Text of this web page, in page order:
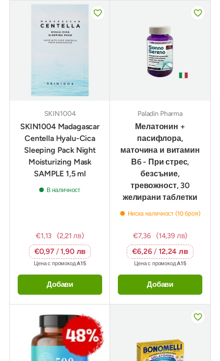
SKIN1004
SKIN1004 Madagascar
Centella Hyalu-Cica
Sleeping Pack Night
Moisturizing Mask
SAMPLE 1,5 ml
В наличност
€1,13
(2,21 лв)
€0,97 /1,90 лв
Цена с промокодA15
Добави
Paladin Pharma
Мелатонин +
пасифлора,
маточина и витамин
В6 - При стрес,
безсъние,
тревожност, 30
желирани таблетки
Ниска наличност (10 броя)
€7,36
(14,39 лв)
€6,26/ 12,24 лв
Цена с промокодA15
Добави